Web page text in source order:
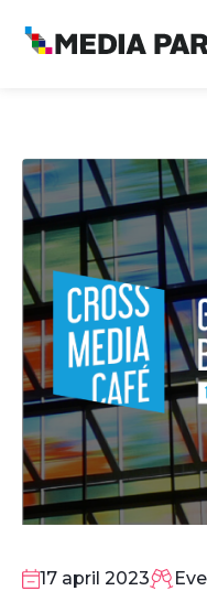
APR
17 april 2023